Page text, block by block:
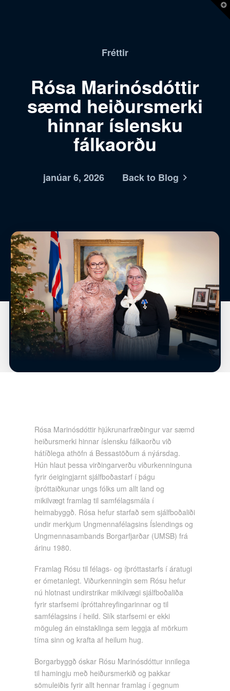
Fréttir
Rósa Marinósdóttir
sæmd heiðursmerki
hinnar íslensku
fálkaorðu
janúar 6, 2026 Back to Blog
Rósa Marinósdóttir hjúkrunarfræðingur var sæmd
heiðursmerki hinnar íslensku fálkaorðu við
hátíðlega athöfn á Bessastöðum á nýársdag.
Hún hlaut þessa virðingarverðu viðurkenninguna
fyrir óeigingjarnt sjálfboðastarf í þágu
íþróttaiðkunar ungs fólks um allt land og
mikilvægt framlag til samfélagsmála í
heimabyggð. Rósa hefur starfað sem sjálfboðaliði
undir merkjum Ungmennafélagsins Íslendings og
Ungmennasambands Borgarfjarðar (UMSB) frá
árinu 1980.
Framlag Rósu til félags- og íþróttastarfs í áratugi
er ómetanlegt. Viðurkenningin sem Rósu hefur
nú hlotnast undirstrikar mikilvægi sjálfboðaliða
fyrir starfsemi íþróttahreyfingarinnar og til
samfélagsins í heild. Slík starfsemi er ekki
möguleg án einstaklinga sem leggja af mörkum
tíma sinn og krafta af heilum hug.
Borgarbyggð óskar Rósu Marinósdóttur innilega
til hamingju með heiðursmerkið og þakkar
sömuleiðis fyrir allt hennar framlag í gegnum